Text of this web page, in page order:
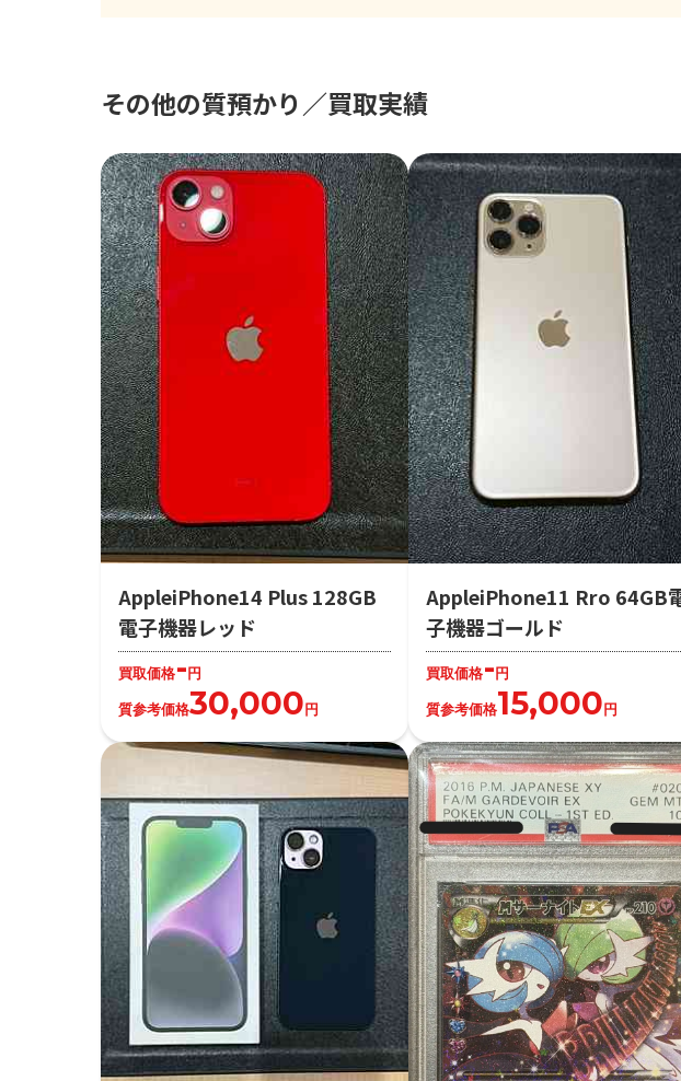
その他の質預かり／買取実績
AppleiPhone14 Plus 128GB
電子機器レッド
買取価格-円
質参考価格30,000円
AppleiPhone11 Rro 64GB
子機器ゴールド
買取価格-円
質参考価格15,000円